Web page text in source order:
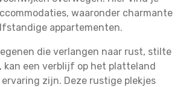
waaronder charmante
appartementen.
die verlangen naar rust, stilte
kan een verblijf op het platteland
zijn. Deze rustige plekjes